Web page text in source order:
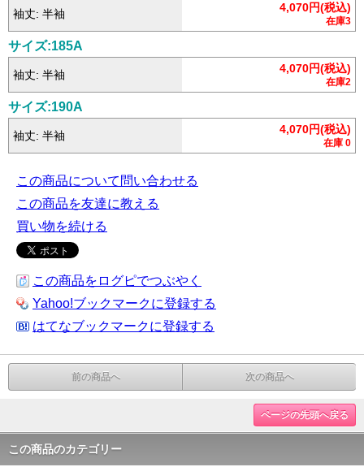
袖丈: 半袖 4,070円(税込)
在庫3
サイズ:185A
袖丈: 半袖 4,070円(税込)
在庫2
サイズ:190A
袖丈: 半袖 4,070円(税込)
在庫 0
この商品について問い合わせる
この商品を友達に教える
買い物を続ける
この商品をログピでつぶやく
Yahoo!ブックマークに登録する
はてなブックマークに登録する
前の商品へ 次の商品へ
ページの先頭へ戻る
この商品のカテゴリー